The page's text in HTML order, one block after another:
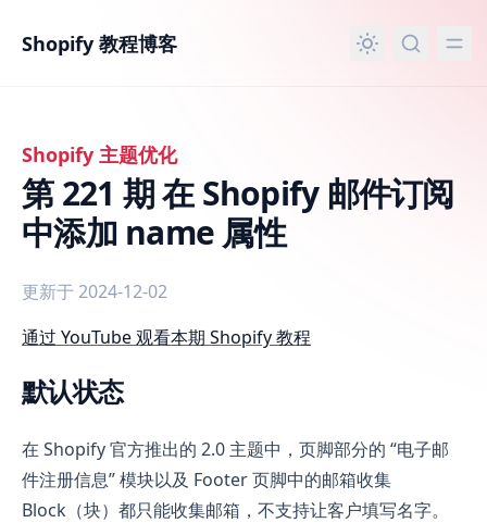
Shopify 教程博客
Shopify 主题优化
第 221 期 在 Shopify 邮件订阅
中添加 name 属性
更新于 2024-12-02
第 221 期 在 Shopify 邮件订阅中添加 name 属性
通过 YouTube 观看本期 Shopify 教程
默认状态
在 Shopify 官方推出的 2.0 主题中，页脚部分的 “电子邮
件注册信息” 模块以及 Footer 页脚中的邮箱收集
Block（块）都只能收集邮箱，不支持让客户填写名字。